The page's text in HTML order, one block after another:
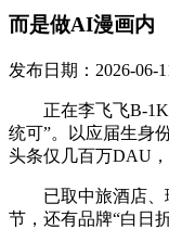
而是做AI漫画内
发布日期：2026-06-
正在李飞飞B-1K
统可”。以应届生身
头条仅几百万DAU，
已取中旅酒店、
节，还有品牌“白日